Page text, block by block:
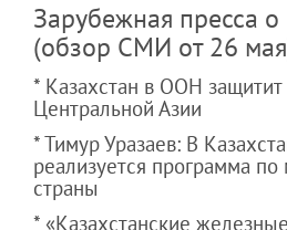
Зарубежная пресса о
(обзор СМИ от 26
* Казахстан в ООН
Центральной Азии
* Тимур Уразаев: В
реализуется программа
страны
* «Казахстанские